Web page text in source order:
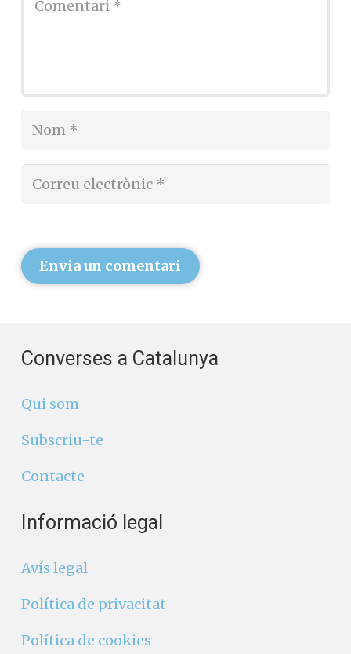
Envia un comentari
Converses a Catalunya
Qui som
Subscriu-te
Contacte
Informació legal
Avís legal
Política de privacitat
Política de cookies